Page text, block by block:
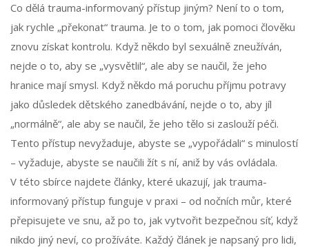
Co dělá trauma-informovaný přístup jiným? Není to o tom,
jak rychle „překonat“ trauma. Je to o tom, jak pomoci člověku
znovu získat kontrolu. Když někdo byl sexuálně zneužíván,
nejde o to, aby se „vysvětlil“, ale aby se naučil, že jeho
hranice mají smysl. Když někdo má poruchu příjmu potravy
jako důsledek dětského zanedbávání, nejde o to, aby jíl
„normálně“, ale aby se naučil, že jeho tělo si zaslouží péči.
Tento přístup nevyžaduje, abyste se „vypořádali“ s minulostí
– vyžaduje, abyste se naučili žít s ní, aniž by vás ovládala.
V této sbírce najdete články, které ukazují, jak trauma-
informovaný přístup funguje v praxi – od nočních můr, které
přepisujete ve snu, až po to, jak vytvořit bezpečnou síť, když
nikdo jiný neví, co prožíváte. Každý článek je napsaný pro lidi,